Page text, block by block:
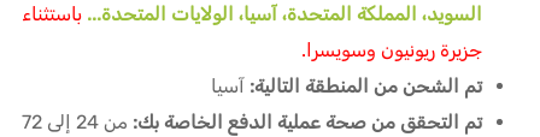
السويد، المملكة المتحدة، آسيا، الولايات المتحدة... باستثناء
جزيرة ريونيون وسويسرا.
تم الشحن من المنطقة التالية: آسيا
تم التحقق من صحة عملية الدفع الخاصة بك:
من 24 إلى 72